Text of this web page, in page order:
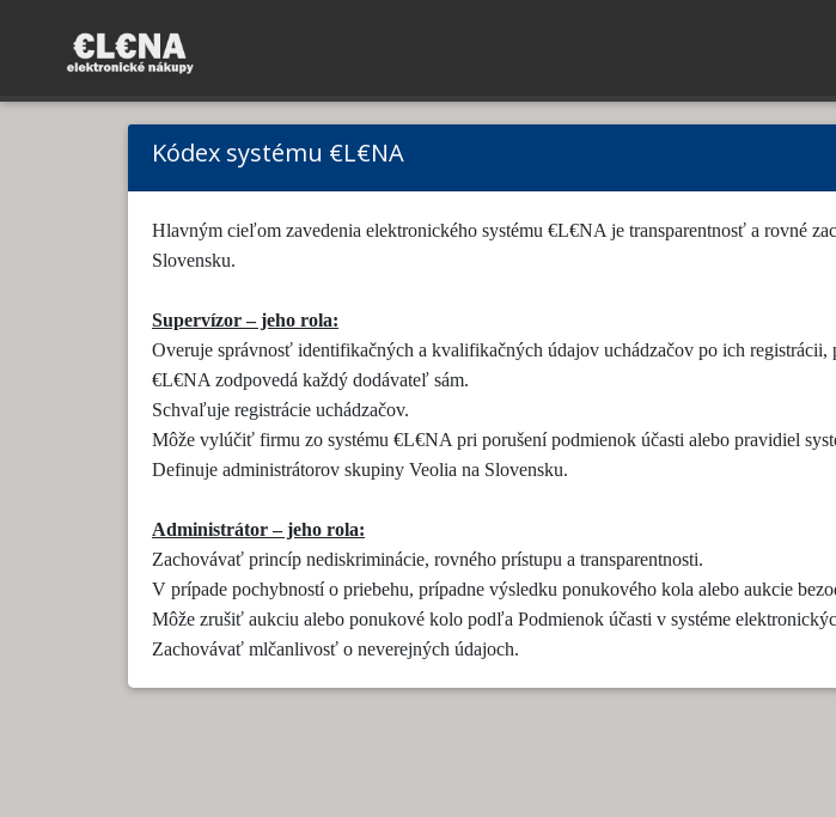
Kódex systému €L€NA
Hlavným cieľom zavedenia elektronického systému €L€NA je transparentnosť a rovné
Slovensku.
Supervízor – jeho rola:
Overuje správnosť identifikačných a kvalifikačných údajov uchádzačov po ich
€L€NA zodpovedá každý dodávateľ sám.
Schvaľuje registrácie uchádzačov.
Môže vylúčiť firmu zo systému €L€NA pri porušení podmienok účasti alebo pravidiel
Definuje administrátorov skupiny Veolia na Slovensku.
Administrátor – jeho rola:
Zachovávať princíp nediskriminácie, rovného prístupu a transparentnosti.
V prípade pochybností o priebehu, prípadne výsledku ponukového kola alebo aukcie
Môže zrušiť aukciu alebo ponukové kolo podľa Podmienok účasti v systéme
Zachovávať mlčanlivosť o neverejných údajoch.